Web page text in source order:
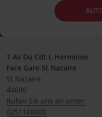
1 Av Du Cdt L Herminier
Face Gare St Nazaire
St Nazaire
44600
Rufen Sie uns an unter:
0251100600